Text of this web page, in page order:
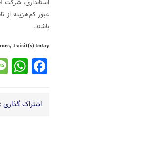
استانداری،
عبور کم‌هزینه از
باشند.
1 visit(s) today
اشتراک گذاری :